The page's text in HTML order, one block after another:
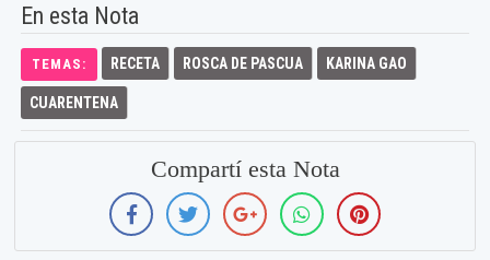
En esta Nota
TEMAS: RECETA ROSCA DE PASCUA KARINA GAO
CUARENTENA
Compartí esta Nota